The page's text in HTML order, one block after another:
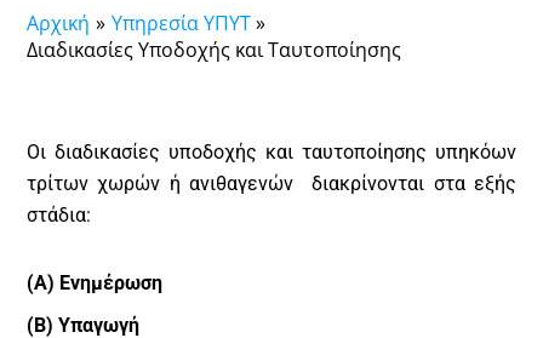
Αρχική
Υπηρεσία ΥΠΥΤ
Διαδικασίες Υποδοχής και Ταυτοποίησης
Οι διαδικασίες υποδοχής και ταυτοποίησης υπηκόων
τρίτων χωρών ή ανιθαγενών διακρίνονται στα εξής
στάδια:
(Α) Ενημέρωση
(Β) Υπαγωγή